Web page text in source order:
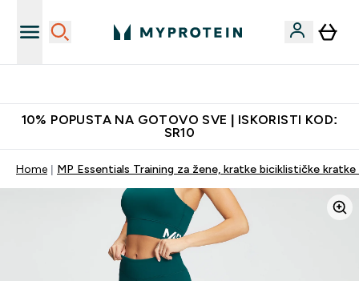
10% POPUSTA NA GOTOVO SVE | ISKORISTI KOD:
SR10
Home MP Essentials Training za žene, kratke biciklističke kratke